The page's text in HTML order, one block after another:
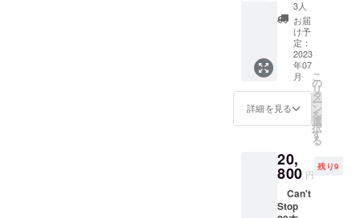
CBD含
有量：1
本/500
mg 賞味
期限：
120日
保存
方法：
要冷蔵
リター
ンと
パッ
ケージ
等のデ
込み）
商
品名：
Can't
Stop
ビール
スタイ
ル：
Americ
an Pale
Ale
アル
コール
度
数）：
4.5％
3人
お届
け予
定：
2023
年07
月
詳細を見る
こ
の
リ
タ
ー
ン
を
選
択
す
る
20,
800 円
残り9
Can't
Stop